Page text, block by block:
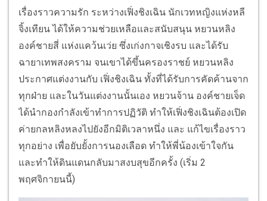
เรื่องราวความรัก ระหว่างเฟิ่งชิงเฉิน นักเวทหญิงแห่งหลี
จิ้งเทียน ได้ให้ความช่วยเหลือและสนับสนุน หยวนหลิง
องค์ชายสี่ แห่งแคว้นเว่ย ซึ่งเก่งกาจเชิงรบ และได้รับ
ฉายาเทพสงคราม จนเขาได้ขึ้นครองราชย์ หยวนหลิง
ประกาศแต่งงานกับ เฟิ่งชิงเฉิน ทั้งที่ได้รับการคัดค้านจาก
ทุกฝ่าย และในวันแต่งงานนั้นเอง หยวนจ้าน องค์ชายเจ็ด
ได้นำกองกำลังเข้าทำการปฏิวัติ ทำให้เฟิ่งชิงเฉินต้องเปิด
ค่ายกลหลิงหลงไปยังอีกมิติเวลาหนึ่ง และ แก้ไขเรื่องราว
ทุกอย่าง เพื่อยับยั้งการนองเลือด ทำให้พี่น้องเข้าใจกัน
และทำให้ดินแดนกลับมาสงบสุขอีกครั้ง (เริ่ม 2
พฤศจิกายนนี้)